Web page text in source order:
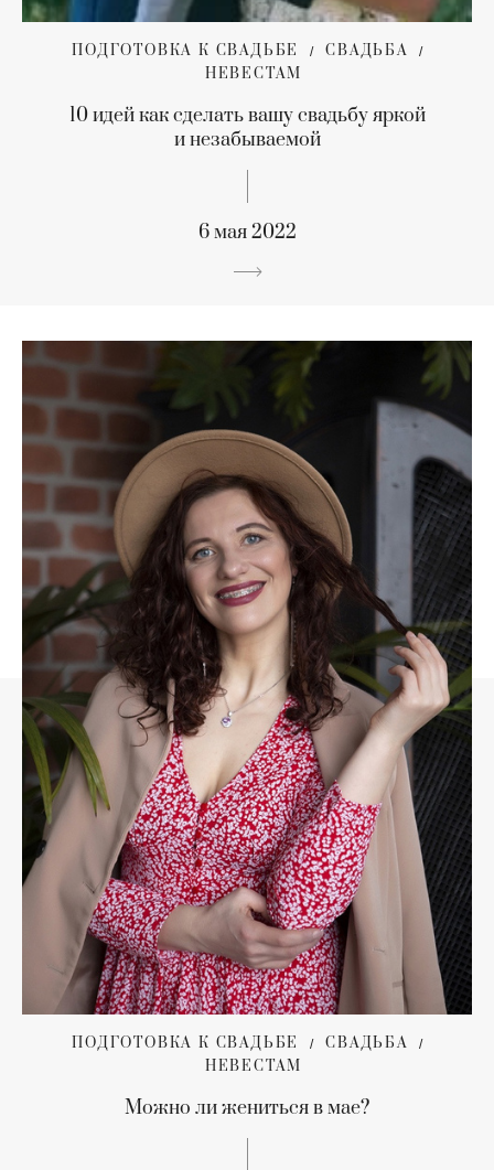
ПОДГОТОВКА К СВАДЬБЕ
СВАДЬБА
НЕВЕСТАМ
10 идей как сделать вашу свадьбу яркой
и незабываемой
6 мая 2022
ПОДГОТОВКА К СВАДЬБЕ
СВАДЬБА
НЕВЕСТАМ
Можно ли жениться в мае?